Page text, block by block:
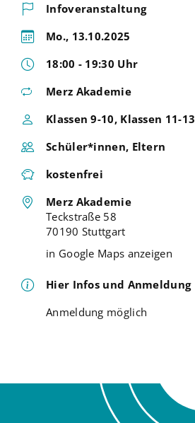
Infoveranstaltung
Mo., 13.10.2025
18:00 - 19:30 Uhr
Merz Akademie
Klassen 9-10, Klassen 11-13
Schüler*innen, Eltern
kostenfrei
Merz Akademie
Teckstraße 58
70190 Stuttgart
in Google Maps anzeigen
Hier Infos und Anmeldung
Anmeldung möglich